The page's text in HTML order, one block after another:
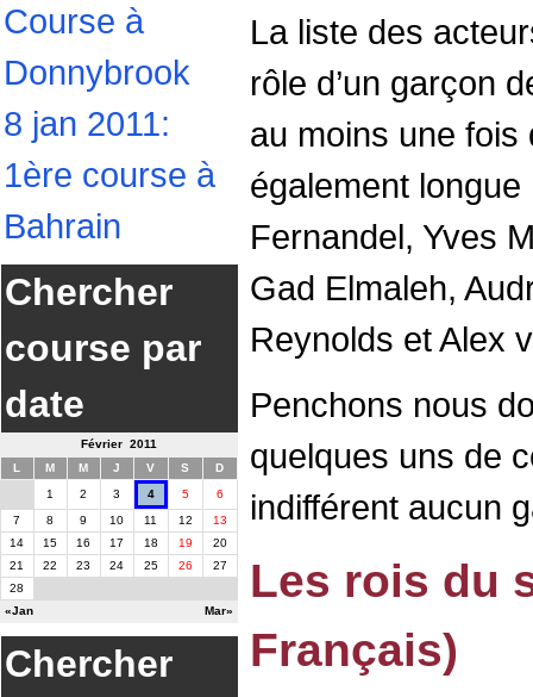
Course à
Donnybrook
8 jan 2011:
1ère course à
Bahrain
Chercher
course par
date
Février 2011
L
M M J V S D
«Jan Mar»
1 2 3 4 5
6
7
8 9 10 11 12
13
14
15 16 17 18 19
20
21
22 23 24 25 26
27
28
Chercher
La liste des
rôle d’un garçon
au moins une
également
Fernandel, Yves
Gad Elmaleh,
Reynolds et Alex
Penchons nous
quelques uns de
indifférent aucun
Les rois du
Français)